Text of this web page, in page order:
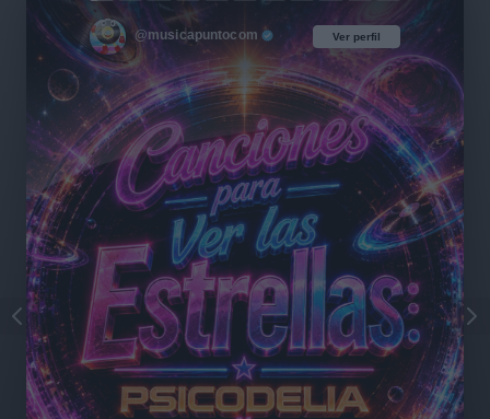
Ver perfil
@musicapuntocom Ver perfil